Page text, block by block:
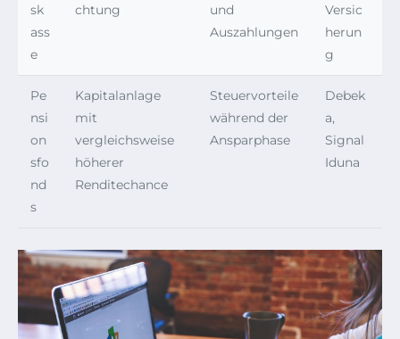
sk
ass
e
chtung
und
Auszahlungen
Versic
herun
g
Pe
nsi
on
sfo
nd
s
Kapitalanlage
mit
vergleichsweise
höherer
Renditechance
Steuervorteile
während der
Ansparphase
Debek
a,
Signal
Iduna